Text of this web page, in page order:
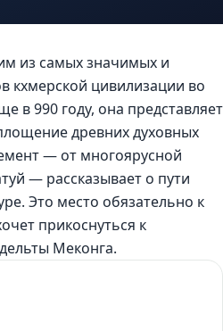
из самых значимых и
кхмерской цивилизации во
в 990 году, она представляет
древних духовных
— от многоярусной
— рассказывает о пути
Это место обязательно к
прикоснуться к
Меконга.